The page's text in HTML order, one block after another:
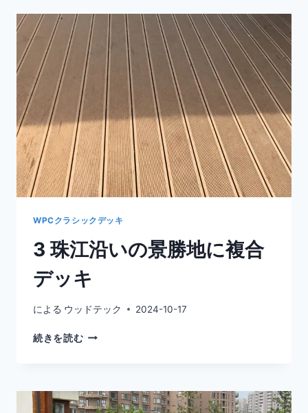
ッ
キ
ボ
ー
ド
は
時
の
試
練
に
耐
え
WPCクラシックデッキ
3 珠江沿いの景勝地に複合
デッキ
による ウッドテック 2024-10-17
続きを読む3
い
の